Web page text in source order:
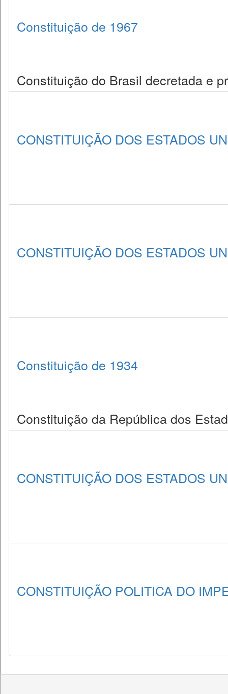
Constituição de 1967
Constituição do Brasil decretada e
CONSTITUIÇÃO DOS ESTADOS
CONSTITUIÇÃO DOS ESTADOS
Constituição de 1934
Constituição da República dos
CONSTITUIÇÃO DOS ESTADOS
CONSTITUIÇÃO POLITICA DO